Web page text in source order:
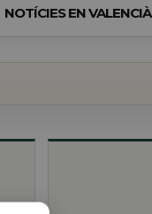
NOTÍCIES EN VALENCIÀ